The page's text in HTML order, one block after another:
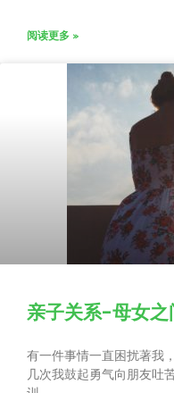
阅读更多 »
亲子关系-母女之
有一件事情一直困扰著我
几次我鼓起勇气向朋友吐